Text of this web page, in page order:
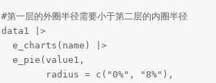
#第一层的外圈半径需要小于第二层的内圈半径
data1 |>
  e_charts(name) |>
  e_pie(value1,
        radius = c("0%", "8%"),